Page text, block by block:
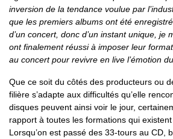
inversion de la tendance voulue par
que les premiers albums ont été
d’un concert, donc d’un instant unique, je
ont finalement réussi à imposer leur
au concert pour revivre en live l’émotion
Que ce soit du côtés des producteurs ou
filière s’adapte aux difficultés qu’elle
disques peuvent ainsi voir le jour,
rapport à toutes les formations qui
Lorsqu’on est passé des 33-tours au CD,